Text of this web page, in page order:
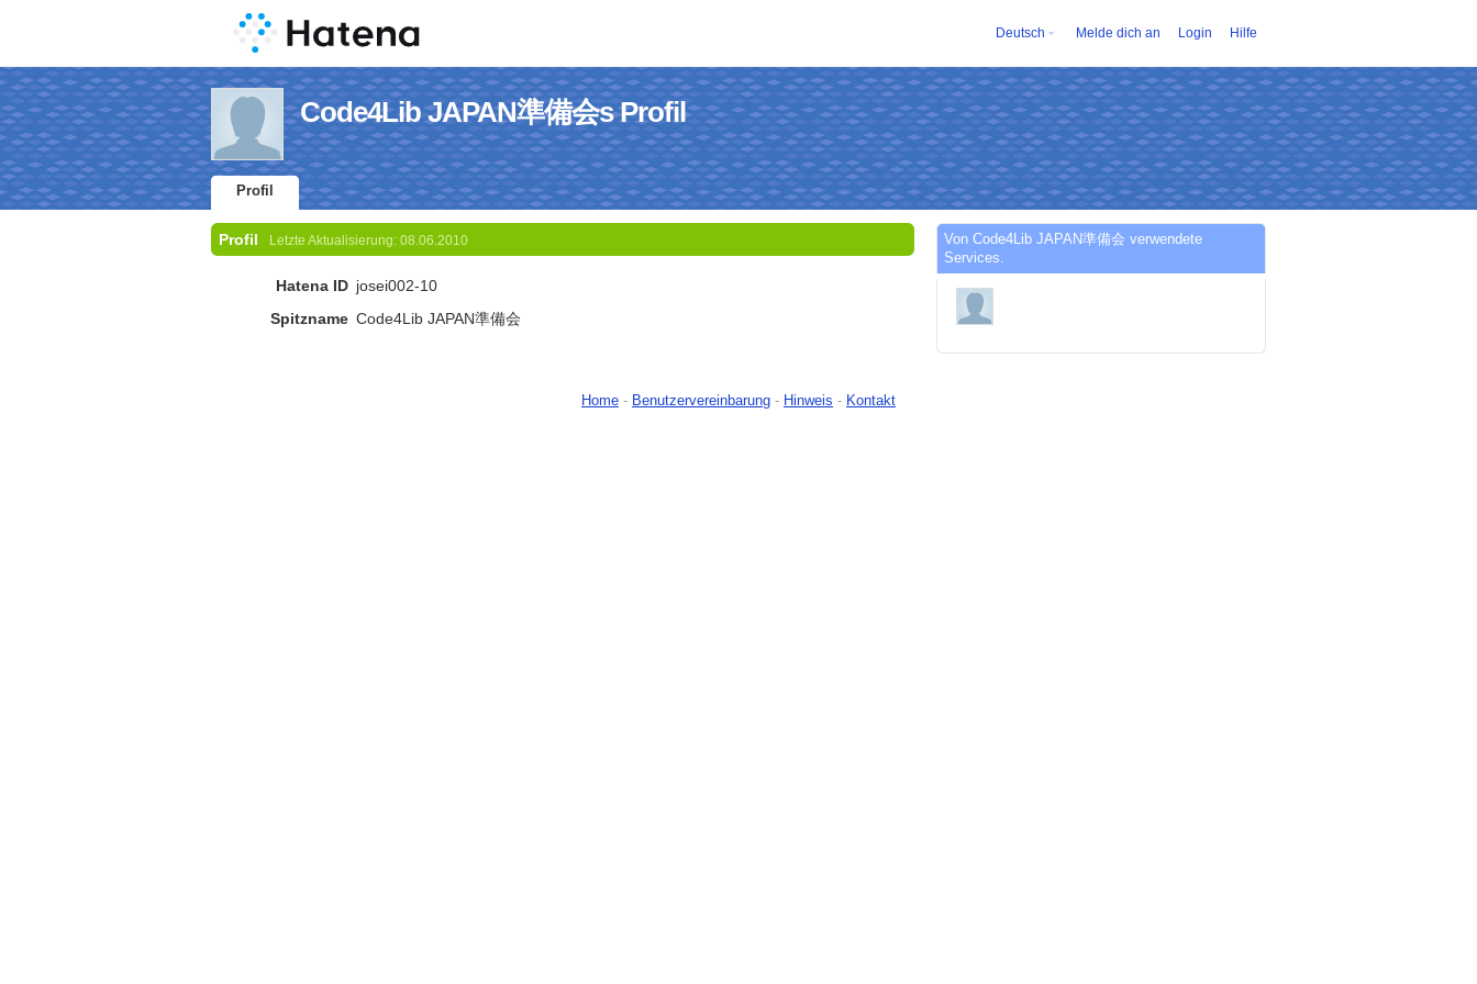
Deutsch Melde dich an Login Hilfe
Code4Lib JAPAN準備会s Profil
Profil
Profil Letzte Aktualisierung: 08.06.2010
Hatena ID josei002-10
Spitzname Code4Lib JAPAN準備会
Von Code4Lib JAPAN準備会 verwendete
Services.
Home - Benutzervereinbarung - Hinweis - Kontakt